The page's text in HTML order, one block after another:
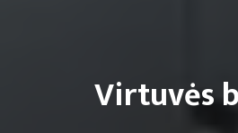
Virtuvės